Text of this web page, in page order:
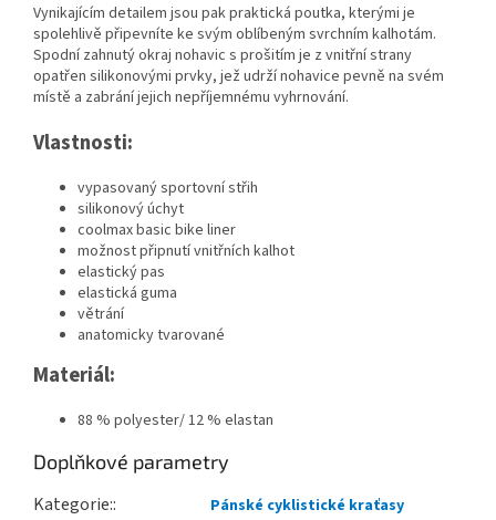
Vynikajícím detailem jsou pak praktická poutka, kterými je
spolehlivě připevníte ke svým oblíbeným svrchním kalhotám.
Spodní zahnutý okraj nohavic s prošitím je z vnitřní strany
opatřen silikonovými prvky, jež udrží nohavice pevně na svém
místě a zabrání jejich nepříjemnému vyhrnování.
Vlastnosti:
vypasovaný sportovní střih
silikonový úchyt
coolmax basic bike liner
možnost připnutí vnitřních kalhot
elastický pas
elastická guma
větrání
anatomicky tvarované
Materiál:
88 % polyester/ 12 % elastan
Doplňkové parametry
Kategorie: Pánské cyklistické kraťasy